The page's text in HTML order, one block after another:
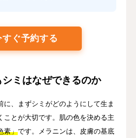
すぐ予約する
ミはなぜできるのか
に、まずシミがどのようにして生ま
ことが大切です。肌の色を決める主
素」です。メラニンは、皮膚の基底